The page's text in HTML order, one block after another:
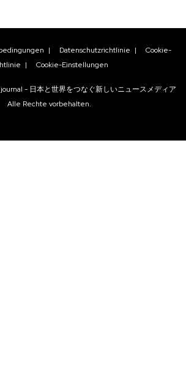
| Datenschutzrichtlinie | Cookie-
| Cookie-Einstellungen
- 日本と世界をつなぐ新しいニュースメディア
Alle Rechte vorbehalten.